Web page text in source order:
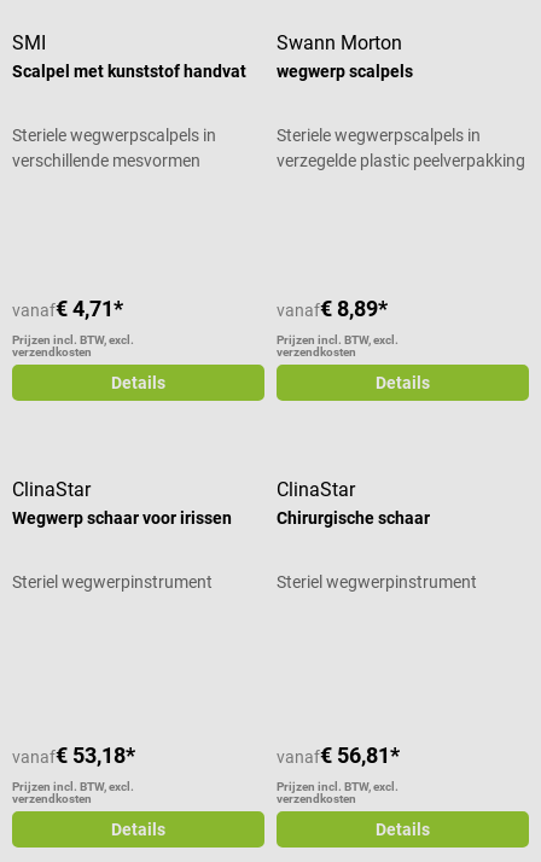
SMI
Scalpel met kunststof handvat
Steriele wegwerpscalpels in
verschillende mesvormen
vanaf€ 4,71*
Prijzen incl. BTW, excl.
verzendkosten
Details
Swann Morton
wegwerp scalpels
Steriele wegwerpscalpels in
verzegelde plastic peelverpakking
vanaf€ 8,89*
Prijzen incl. BTW, excl.
verzendkosten
Details
ClinaStar
Wegwerp schaar voor irissen
Steriel wegwerpinstrument
vanaf€ 53,18*
Prijzen incl. BTW, excl.
verzendkosten
Details
ClinaStar
Chirurgische schaar
Steriel wegwerpinstrument
vanaf€ 56,81*
Prijzen incl. BTW, excl.
verzendkosten
Details